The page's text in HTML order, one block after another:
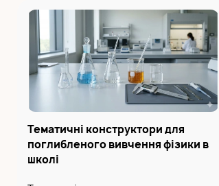
Тематичні конструктори для
поглибленого вивчення фізики в
школі